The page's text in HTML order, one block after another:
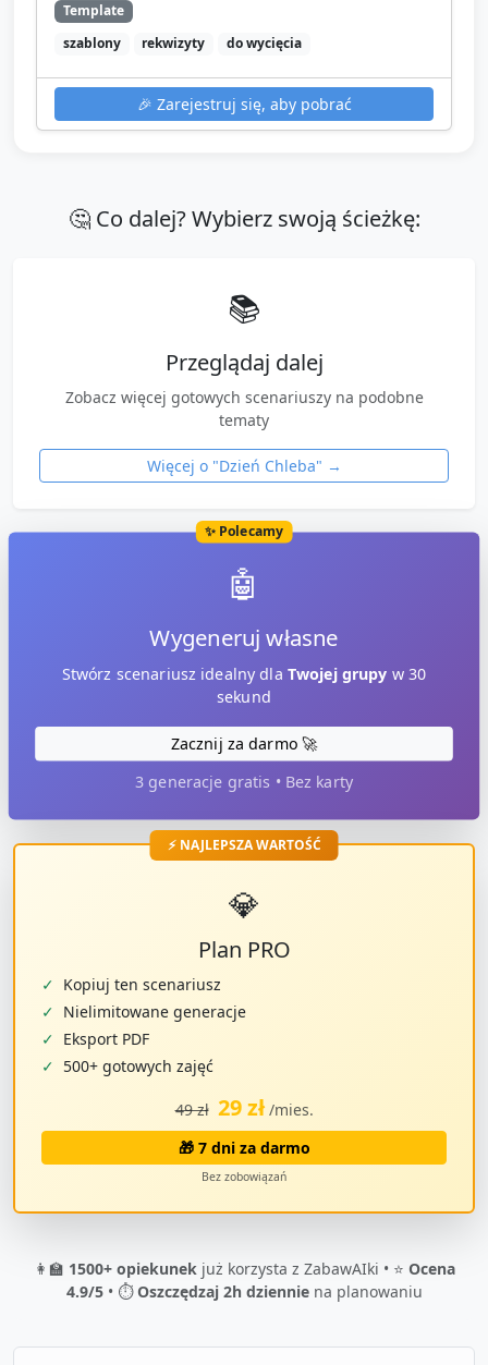
Template
szablony
rekwizyty do wycięcia
🎉 Zarejestruj się, aby pobrać
🤔 Co dalej? Wybierz swoją ścieżkę:
📚
Przeglądaj dalej
Zobacz więcej gotowych scenariuszy na podobne
tematy
Więcej o "Dzień Chleba" →
✨ Polecamy
🤖
Wygeneruj własne
Stwórz scenariusz idealny dla Twojej grupy w 30
sekund
Zacznij za darmo 🚀
3 generacje gratis • Bez karty
⚡ NAJLEPSZA WARTOŚĆ
💎
Plan PRO
✓ Kopiuj ten scenariusz
✓ Nielimitowane generacje
✓ Eksport PDF
✓ 500+ gotowych zajęć
49 zł 29 zł /mies.
🎁 7 dni za darmo
Bez zobowiązań
👩‍🏫 1500+ opiekunekjuż korzysta z ZabawAIki • ⭐ Ocena
4.9/5• ⏱️Oszczędzaj 2h dzienniena planowaniu